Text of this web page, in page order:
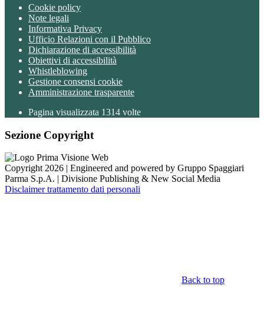
Cookie policy
Note legali
Informativa Privacy
Ufficio Relazioni con il Pubblico
Dichiarazione di accessibilità
Obiettivi di accessibilità
Whistleblowing
Gestione consensi cookie
Amministrazione trasparente
Pagina visualizzata 1314 volte
Sezione Copyright
Copyright 2026 | Engineered and powered by Gruppo Spaggiari
Parma S.p.A. | Divisione Publishing & New Social Media
Disclaimer trattamento dati personali
Back to top